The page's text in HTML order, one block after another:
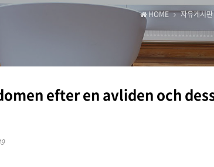
HOME 자유게시판
efter en avliden och